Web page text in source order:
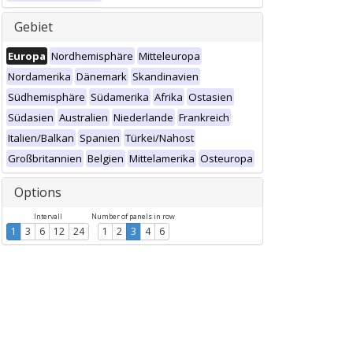
Gebiet
Europa Nordhemisphäre Mitteleuropa
Nordamerika Dänemark Skandinavien
Südhemisphäre Südamerika Afrika Ostasien
Südasien Australien Niederlande Frankreich
Italien/Balkan Spanien Türkei/Nahost
Großbritannien Belgien Mittelamerika Osteuropa
Options
Intervall
1 3 6 12 24
Number of panels in row
1 2 3 4 6